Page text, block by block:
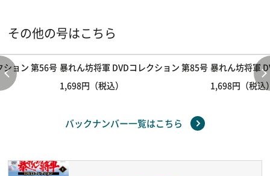
その他の号はこちら
ション 第56号 暴れん坊将軍 DVDコレクション 第85号
1,698円（税込）
暴れん坊将軍
1,698円（税込
バックナンバー一覧はこちら